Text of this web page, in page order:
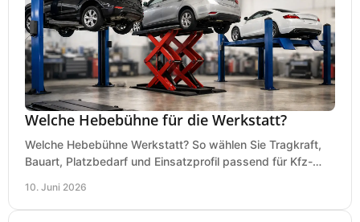
Welche Hebebühne für die Werkstatt?
Welche Hebebühne Werkstatt? So wählen Sie Tragkraft,
Bauart, Platzbedarf und Einsatzprofil passend für Kfz-
10. Juni 2026